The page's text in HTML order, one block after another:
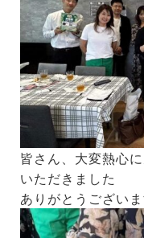
皆さん、大変熱心
いただきました
ありがとうござい